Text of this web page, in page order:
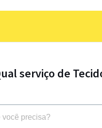
serviço de